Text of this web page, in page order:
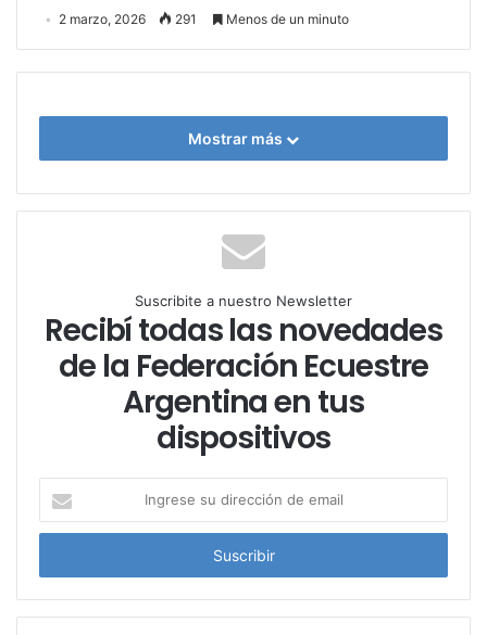
2 marzo, 2026 291 Menos de un minuto
Mostrar más
Suscribite a nuestro Newsletter
Recibí todas las novedades
de la Federación Ecuestre
Argentina en tus
dispositivos
g
e
s